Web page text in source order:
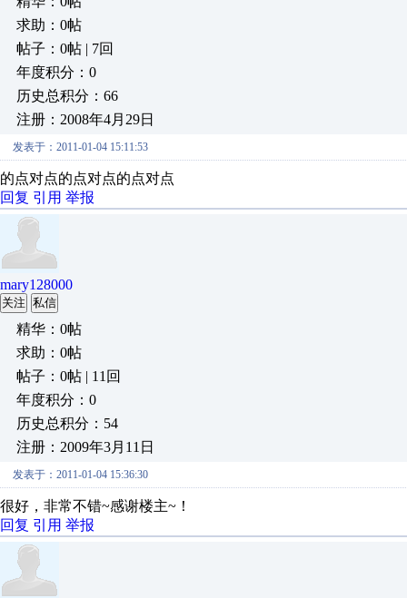
求助：0帖
帖子：0帖 | 7回
年度积分：0
历史总积分：66
注册：2008年4月29日
发表于：2011-01-04 15:11:53
的点对点的点对点的点对点
回复 引用 举报
mary128000
关注 私信
精华：0帖
求助：0帖
帖子：0帖 | 11回
年度积分：0
历史总积分：54
注册：2009年3月11日
发表于：2011-01-04 15:36:30
很好，非常不错~感谢楼主~！
回复 引用 举报